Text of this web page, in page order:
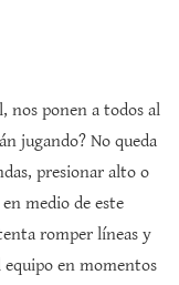
nos ponen a todos al
jugando? No queda
presionar alto o
medio de este
romper líneas y
equipo en momentos